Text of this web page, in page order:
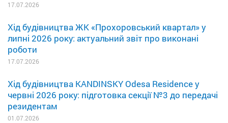
17.07.2026
Хід будівництва ЖК «Прохоровський квартал» у
липні 2026 року: актуальний звіт про виконані
роботи
17.07.2026
Хід будівництва KANDINSKY Odesa Residence у
червні 2026 року: підготовка секції №3 до передачі
резидентам
01.07.2026